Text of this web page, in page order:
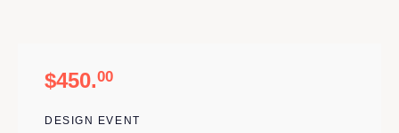
$450.00
DESIGN EVENT